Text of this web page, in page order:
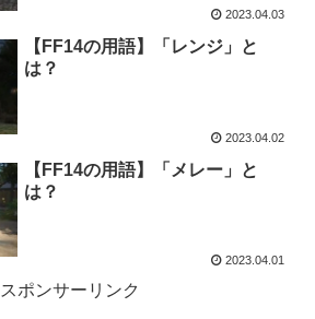
2023.04.03
【FF14の用語】「レンジ」と
は？
2023.04.02
【FF14の用語】「メレー」と
は？
2023.04.01
スポンサーリンク